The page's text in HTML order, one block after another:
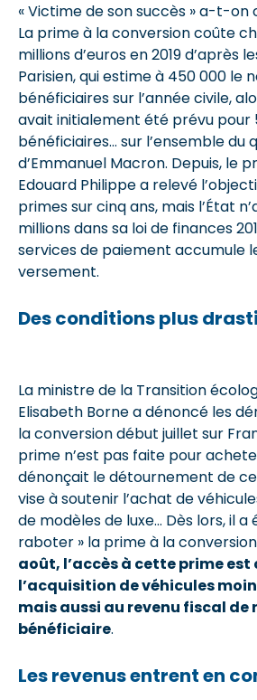
« Victime de son succès » a-t-on
La prime à la conversion coûte
millions d’euros en 2019 d’après
Parisien, qui estime à 450 000 le
bénéficiaires sur l’année civile,
avait initialement été prévu pour
bénéficiaires… sur l’ensemble du
d’Emmanuel Macron. Depuis, le
Edouard Philippe a relevé
primes sur cinq ans, mais l’État
millions dans sa loi de finances
services de paiement accumule
versement.
Des conditions plus
La ministre de la Transition
Elisabeth Borne a dénoncé les
la conversion début juillet sur
prime n’est pas faite pour
dénonçait le détournement de
vise à soutenir l’achat de
de modèles de luxe… Dès lors, il a
raboter » la prime à la
août, l’accès à cette prime
l’acquisition de véhicules
mais aussi au revenu fiscal de
bénéficiaire.
Les revenus entrent en